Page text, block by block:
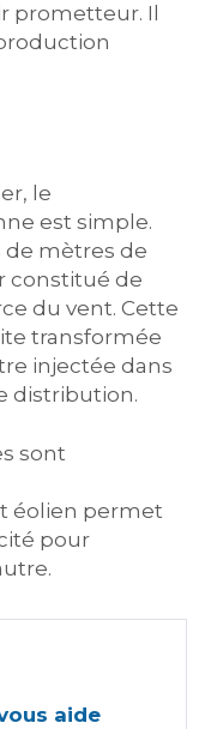
prometteur. Il
le
est simple.
de mètres de
constitué de
du vent. Cette
transformée
injectée dans
distribution.
sont
éolien permet
pour
aide